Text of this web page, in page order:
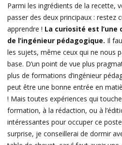
Parmi les ingrédients de la recette,
passer des deux principaux : restez
apprendre ! La curiosité est
de l’ingénieur pédagogique. Il
les sujets, même ceux qui ne nous
base. D’un point de vue plus
plus de formations d’ingénieur
peut être une bonne entrée en
! Mais toutes expériences qui
formation, à la rédaction, ou à
intéressantes pour occuper ce
surprise, je conseillerai de dormir